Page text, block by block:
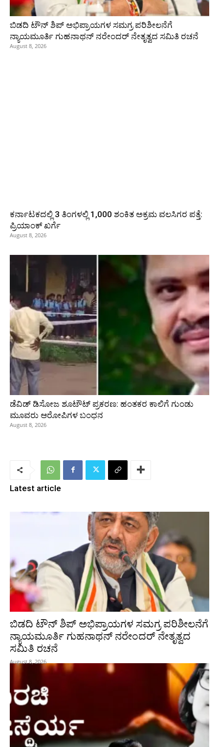
ಬಿಡದಿ ಟೌನ್ ಶಿಪ್ ಅಭಿಪ್ರಾಯಗಳ ಸಮಗ್ರ ಪರಿಶೀಲನೆಗೆ
ನ್ಯಾಯಮೂರ್ತಿ ಗುಹನಾಥನ್ ನರೇಂದರ್ ನೇತೃತ್ವದ ಸಮಿತಿ ರಚನೆ
August 8, 2026
ಕರ್ನಾಟಕದಲ್ಲಿ 3 ತಿಂಗಳಲ್ಲಿ 1,000 ಶಂಕಿತ ಅಕ್ರಮ ವಲಸಿಗರ ಪತ್ತೆ:
ಪ್ರಿಯಾಂಕ್‌ ಖರ್ಗೆ
August 8, 2026
ಡೆವಿಡ್ ಡಿಸೋಜ ಶೂಟೌಟ್ ಪ್ರಕರಣ: ಹಂತಕರ ಕಾಲಿಗೆ ಗುಂಡು
ಮೂವರು ಆರೋಪಿಗಳ ಬಂಧನ
August 8, 2026
Latest article
ಬಿಡದಿ ಟೌನ್ ಶಿಪ್ ಅಭಿಪ್ರಾಯಗಳ ಸಮಗ್ರ ಪರಿಶೀಲನೆಗೆ
ನ್ಯಾಯಮೂರ್ತಿ ಗುಹನಾಥನ್ ನರೇಂದರ್ ನೇತೃತ್ವದ
ಸಮಿತಿ ರಚನೆ
August 8, 2026